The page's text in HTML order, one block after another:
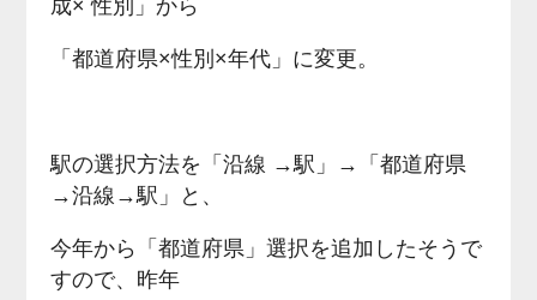
成× 性別」から
「都道府県×性別×年代」に変更。
駅の選択方法を「沿線 →駅」→「都道府県
→沿線→駅」と、
今年から「都道府県」選択を追加したそうで
すので、昨年